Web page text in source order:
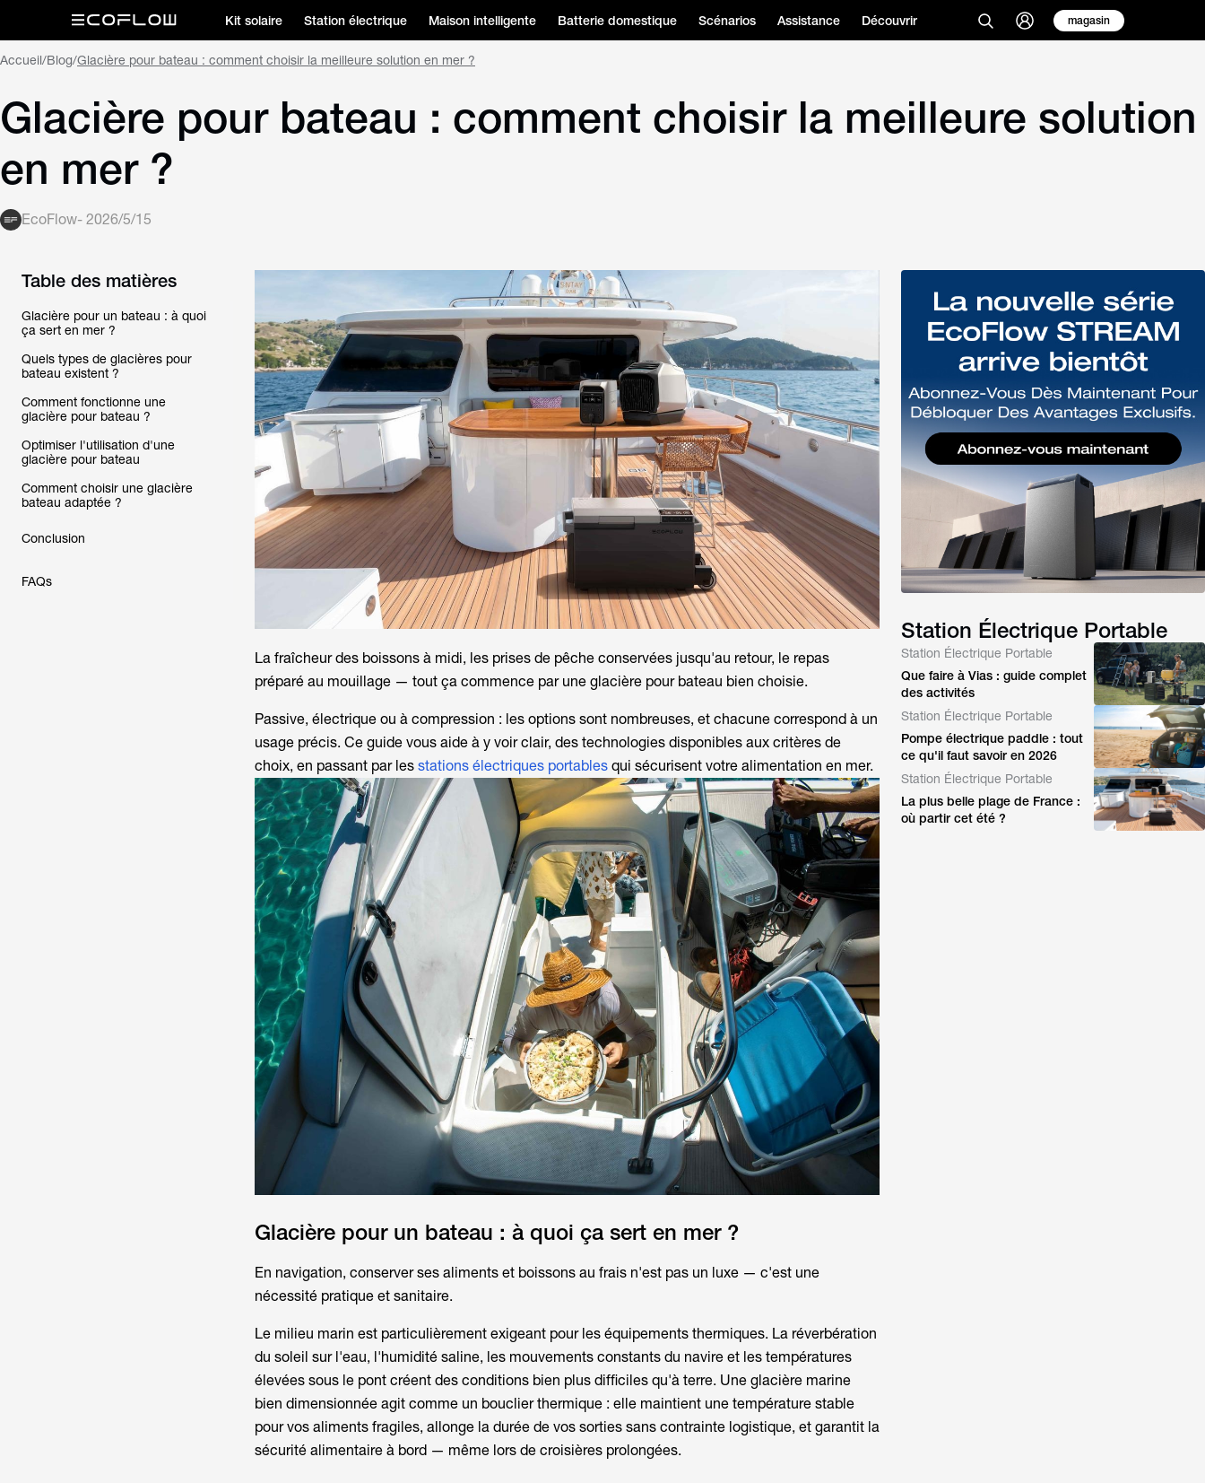
Kit solaire Station électrique Maison intelligente Batterie domestique Scénarios Assistance Découvrir magasin
Accueil/Blog/Glacière pour bateau : comment choisir la meilleure solution en mer ?
Glacière pour bateau : comment choisir la meilleure solution
en mer ?
EcoFlow- 2026/5/15
Table des matières
Glacière pour un bateau : à quoi
ça sert en mer ?
Quels types de glacières pour
bateau existent ?
Comment fonctionne une
glacière pour bateau ?
Optimiser l'utilisation d'une
glacière pour bateau
Comment choisir une glacière
bateau adaptée ?
Conclusion
FAQs
La fraîcheur des boissons à midi, les prises de pêche conservées jusqu'au retour, le repas
préparé au mouillage — tout ça commence par une glacière pour bateau bien choisie.
Passive, électrique ou à compression : les options sont nombreuses, et chacune correspond à un
usage précis. Ce guide vous aide à y voir clair, des technologies disponibles aux critères de
choix, en passant par les stations électriques portablesqui sécurisent votre alimentation en mer.
Glacière pour un bateau : à quoi ça sert en mer ?
En navigation, conserver ses aliments et boissons au frais n'est pas un luxe — c'est une
nécessité pratique et sanitaire.
Le milieu marin est particulièrement exigeant pour les équipements thermiques. La réverbération
du soleil sur l'eau, l'humidité saline, les mouvements constants du navire et les températures
élevées sous le pont créent des conditions bien plus difficiles qu'à terre. Une glacière marine
bien dimensionnée agit comme un bouclier thermique : elle maintient une température stable
pour vos aliments fragiles, allonge la durée de vos sorties sans contrainte logistique, et garantit la
sécurité alimentaire à bord — même lors de croisières prolongées.
Station Électrique Portable
Station Électrique Portable
Que faire à Vias : guide complet
des activités
Station Électrique Portable
Pompe électrique paddle : tout
ce qu'il faut savoir en 2026
Station Électrique Portable
La plus belle plage de France :
où partir cet été ?